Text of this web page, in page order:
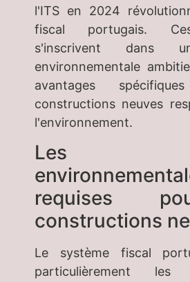
l'ITS en 2024
fiscal portugais.
s'inscrivent dans
environnementale
avantages
constructions neuves
l'environnement.
Les
requises
constructions
Le système fiscal
particulièrement les